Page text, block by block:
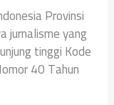
Provinsi
jurnalisme yang
tinggi Kode
40 Tahun